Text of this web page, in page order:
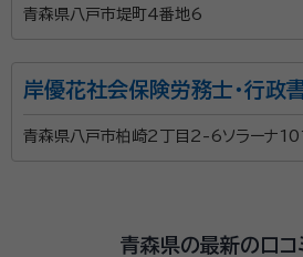
青森県八戸市堤町4番地6
岸優花社会保険労務士・行政
青森県八戸市柏崎2丁目2-6ソラーナ
青森県の最新の口コ